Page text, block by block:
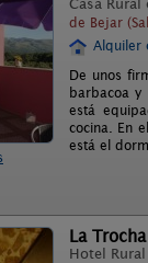
Casa Rural
de Bejar
Alquiler
De unos
barbacoa y
está
cocina. En
está el
La
Hotel Rural